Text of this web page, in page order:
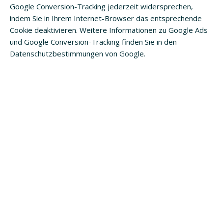
Google Conversion-Tracking jederzeit widersprechen,
indem Sie in Ihrem Internet-Browser das entsprechende
Cookie deaktivieren. Weitere Informationen zu Google Ads
und Google Conversion-Tracking finden Sie in den
Datenschutzbestimmungen von Google.